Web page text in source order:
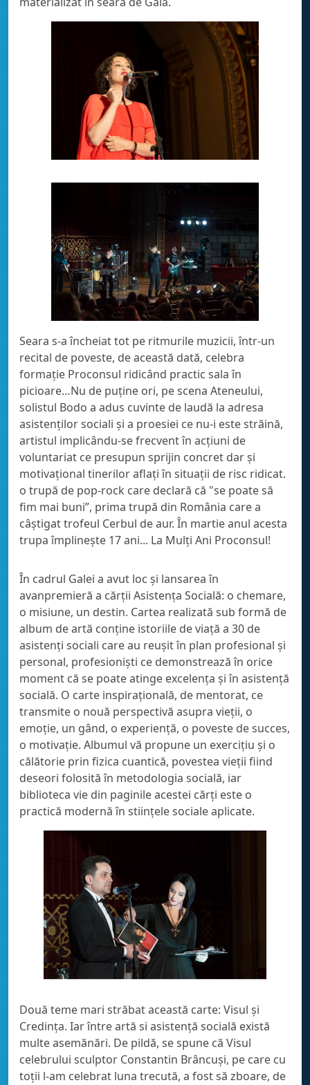
Seara s-a încheiat tot pe ritmurile muzicii, într-un
recital de poveste, de această dată, celebra
formație Proconsul ridicând practic sala în
picioare…Nu de puține ori, pe scena Ateneului,
solistul Bodo a adus cuvinte de laudă la adresa
asistenților sociali și a proesiei ce nu-i este străină,
artistul implicându-se frecvent în acțiuni de
voluntariat ce presupun sprijin concret dar și
motivațional tinerilor aflați în situații de risc ridicat.
o trupă de pop-rock care declară că "se poate să
fim mai buni”, prima trupă din România care a
câștigat trofeul Cerbul de aur. În martie anul acesta
trupa împlinește 17 ani... La Mulți Ani Proconsul!
În cadrul Galei a avut loc și lansarea în
avanpremieră a cărții Asistența Socială: o chemare,
o misiune, un destin. Cartea realizată sub formă de
album de artă conține istoriile de viață a 30 de
asistenți sociali care au reușit în plan profesional și
personal, profesioniști ce demonstrează în orice
moment că se poate atinge excelența și în asistență
socială. O carte inspirațională, de mentorat, ce
transmite o nouă perspectivă asupra vieții, o
emoție, un gând, o experiență, o poveste de succes,
o motivație. Albumul vă propune un exercițiu și o
călătorie prin fizica cuantică, povestea vieții fiind
deseori folosită în metodologia socială, iar
biblioteca vie din paginile acestei cărți este o
practică modernă în stiințele sociale aplicate.
Două teme mari străbat această carte: Visul și
Credința. Iar între artă si asistență socială există
multe asemănări. De pildă, se spune că Visul
celebrului sculptor Constantin Brâncuși, pe care cu
toții l-am celebrat luna trecută, a fost să zboare, de